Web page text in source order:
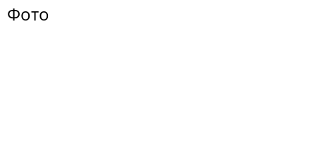
Фото